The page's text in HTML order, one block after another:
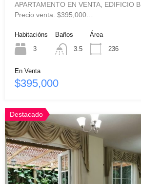
APARTAMENTO EN VENTA, EDIFICIO
Precio venta: $395,000…
Habitacións
3
Baños
3.5
Área
236
En Venta
$395,000
Destacado